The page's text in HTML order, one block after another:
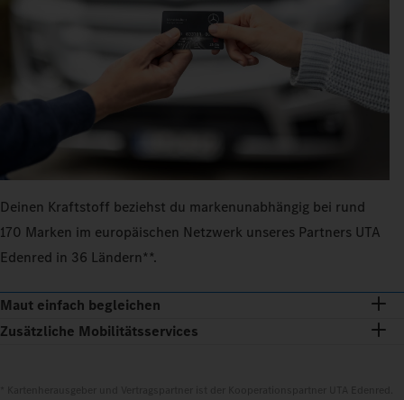
Deinen Kraftstoff beziehst du markenunabhängig bei rund
170 Marken im europäischen Netzwerk unseres Partners UTA
Edenred in 36 Ländern**.
Maut einfach begleichen
Zusätzliche Mobilitätsservices